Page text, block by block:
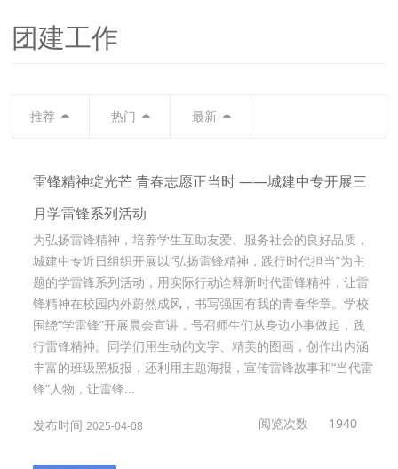
团建工作
推荐 热门 最新
雷锋精神绽光芒 青春志愿正当时 ——城建中专开展三
月学雷锋系列活动
为弘扬雷锋精神，培养学生互助友爱、服务社会的良好品质，
城建中专近日组织开展以“弘扬雷锋精神，践行时代担当”为主
题的学雷锋系列活动，用实际行动诠释新时代雷锋精神，让雷
锋精神在校园内外蔚然成风，书写强国有我的青春华章。学校
围绕“学雷锋”开展晨会宣讲，号召师生们从身边小事做起，践
行雷锋精神。同学们用生动的文字、精美的图画，创作出内涵
丰富的班级黑板报，还利用主题海报，宣传雷锋故事和“当代雷
锋”人物，让雷锋...
发布时间 2025-04-08 阅览次数 1940